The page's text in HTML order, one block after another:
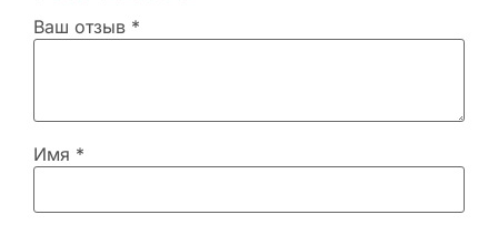
Ваш отзыв *
Имя *